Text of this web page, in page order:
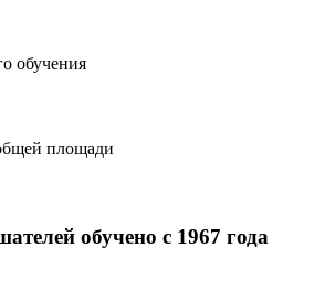
обучения
площади
обучено с 1967 года